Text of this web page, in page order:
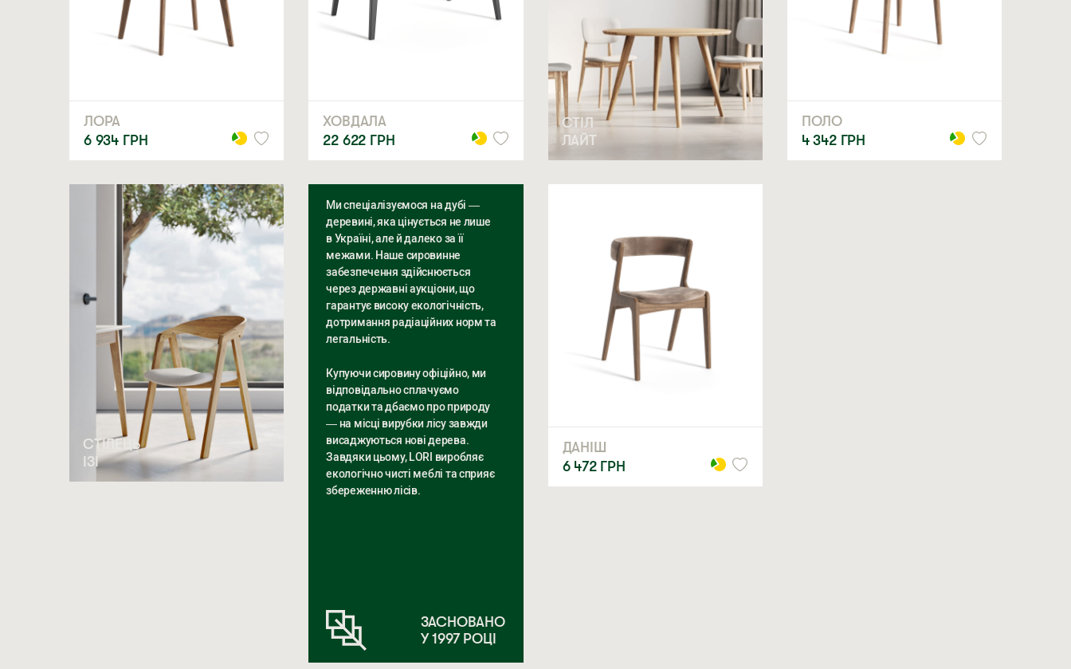
ЛОРА
6 934 ГРН
ХОВДАЛА
22 622 ГРН
СТІЛ
ЛАЙТ
ПОЛО
4 342 ГРН
СТІЛЕЦЬ
ІЗІ
Ми спеціалізуємося на дубі —
деревині, яка цінується не лише
в Україні, але й далеко за її
межами. Наше сировинне
забезпечення здійснюється
через державні аукціони, що
гарантує високу екологічність,
дотримання радіаційних норм та
легальність.
Купуючи сировину офіційно, ми
відповідально сплачуємо
податки та дбаємо про природу
— на місці вирубки лісу завжди
висаджуються нові дерева.
Завдяки цьому, LORI виробляє
екологічно чисті меблі та сприяє
збереженню лісів.
ЗАСНОВАНО
У 1997 РОЦІ
ДАНІШ
6 472 ГРН